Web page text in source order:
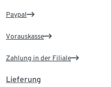
Paypal
Vorauskasse
Zahlung in der Filiale
Lieferung